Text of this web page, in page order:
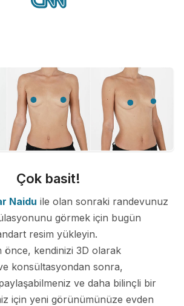
Çok basit!
Naidu ile olan sonraki randevunuz
görmek için bugün
resim yükleyin.
önce, kendinizi 3D olarak
konsültasyondan sonra,
ve daha bilinçli bir
için yeni görünümünüze evden